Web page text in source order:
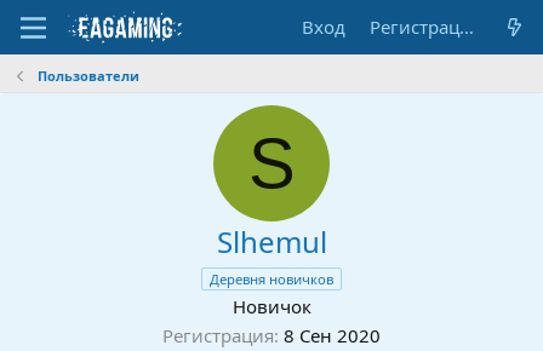
Вход Регистрация
Пользователи
S
Slhemul
Деревня новичков
Новичок
Регистрация 8 Сен 2020